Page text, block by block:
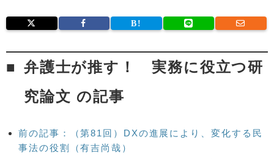
弁護士が推す！ 実務に役立つ研
究論文 の記事
前の記事：（第81回）DXの進展により、変化する民
事法の役割（有吉尚哉）